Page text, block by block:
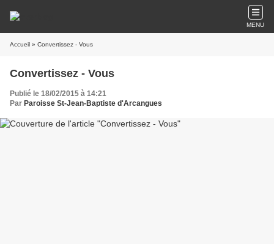
MENU
Accueil » Convertissez - Vous
Convertissez - Vous
Publié le 18/02/2015 à 14:21
Par Paroisse St-Jean-Baptiste d'Arcangues